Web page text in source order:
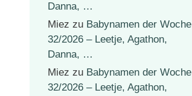
Danna, …
Miez zu Babynamen der Woche
32/2026 – Leetje, Agathon,
Danna, …
Miez zu Babynamen der Woche
32/2026 – Leetje, Agathon,